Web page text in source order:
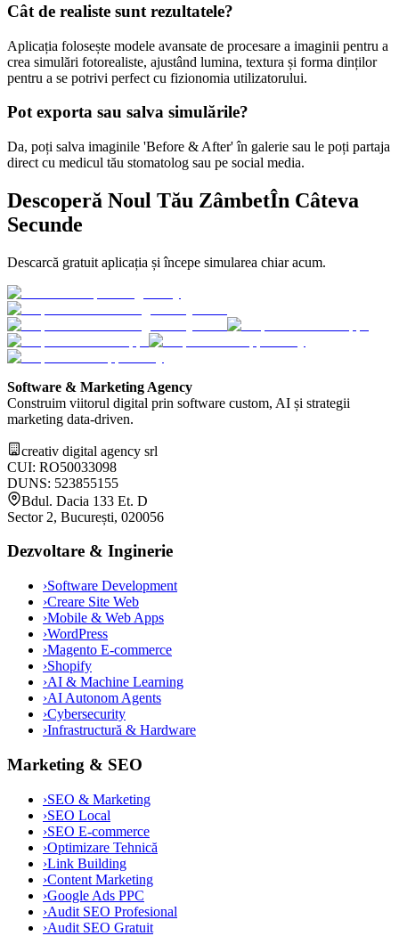
Cât de realiste sunt rezultatele?
Aplicația folosește modele avansate de procesare a imaginii pentru a
crea simulări fotorealiste, ajustând lumina, textura și forma dinților
pentru a se potrivi perfect cu fizionomia utilizatorului.
Pot exporta sau salva simulările?
Da, poți salva imaginile 'Before & After' în galerie sau le poți partaja
direct cu medicul tău stomatolog sau pe social media.
Descoperă Noul Tău ZâmbetÎn Câteva
Secunde
Descarcă gratuit aplicația și începe simularea chiar acum.
Software & Marketing Agency
Construim viitorul digital prin software custom, AI și strategii
marketing data-driven.
creativ digital agency srl
CUI: RO50033098
DUNS: 523855155
Bdul. Dacia 133 Et. D
Sector 2, București, 020056
Dezvoltare & Inginerie
›Software Development
›Creare Site Web
›Mobile & Web Apps
›WordPress
›Magento E-commerce
›Shopify
›AI & Machine Learning
›AI Autonom Agents
›Cybersecurity
›Infrastructură & Hardware
Marketing & SEO
›SEO & Marketing
›SEO Local
›SEO E-commerce
›Optimizare Tehnică
›Link Building
›Content Marketing
›Google Ads PPC
›Audit SEO Profesional
›Audit SEO Gratuit